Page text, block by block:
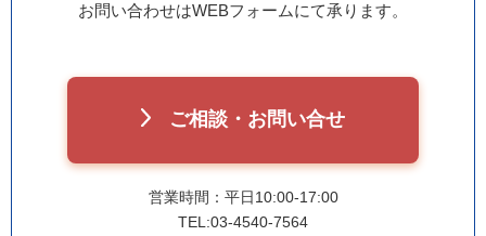
お問い合わせはWEBフォームにて承ります。
ご相談・お問い合せ
営業時間：平日10:00-17:00
TEL:03-4540-7564